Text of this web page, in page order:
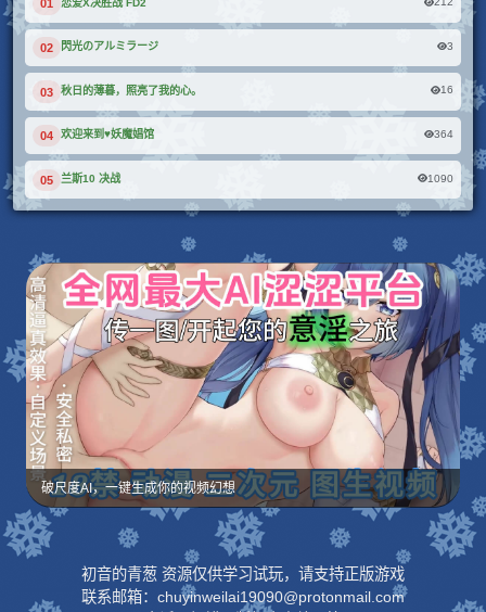
01
02 閃光のアルミラージ 3
03 秋日的薄暮，照亮了我的心。 16
04 欢迎来到♥妖魔娼馆 364
05 兰斯10 决战 1090
破尺度AI，一键生成你的视频幻想
初音的青葱 资源仅供学习试玩，请支持正版游戏
联系邮箱：chuyinweilai19090@protonmail.com